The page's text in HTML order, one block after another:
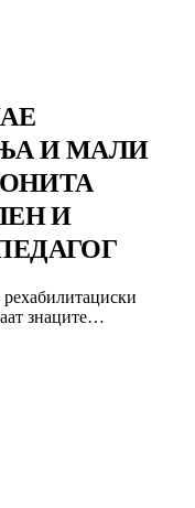
И МАЛИ
И
знаците…